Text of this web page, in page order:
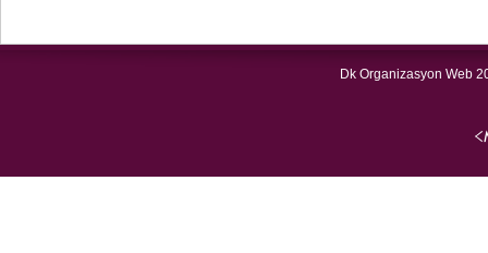
Dk Organizasyon Web